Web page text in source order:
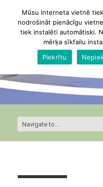
Mūsu interneta vietnē
nodrošināt pienācīgu
tiek instalēti automātiski.
mērķa sīkfailu
Piekrītu